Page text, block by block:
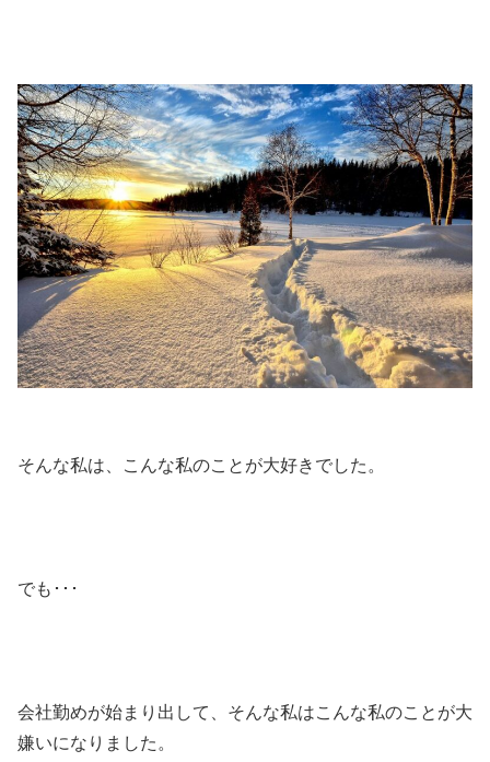
そんな私は、こんな私のことが大好きでした。
でも･･･
会社勤めが始まり出して、そんな私はこんな私のことが大
嫌いになりました。